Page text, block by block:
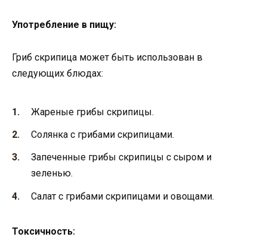
Употребление в пищу:
Гриб скрипица может быть использован в
следующих блюдах:
Жареные грибы скрипицы.
Солянка с грибами скрипицами.
Запеченные грибы скрипицы с сыром и
зеленью.
Салат с грибами скрипицами и овощами.
Токсичность: